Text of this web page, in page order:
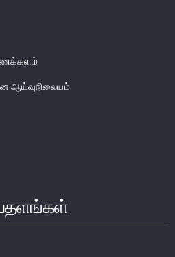
ஆய்வுநிலையம்